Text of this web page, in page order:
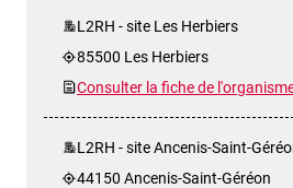
L2RH - site Les Herbiers
85500 Les Herbiers
Consulter la fiche de
L2RH - site Ancenis-Saint-
44150 Ancenis-Saint-Géréon